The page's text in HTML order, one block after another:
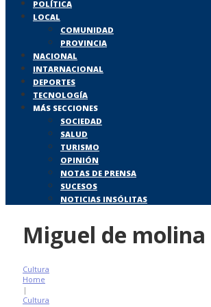
POLÍTICA
LOCAL
COMUNIDAD
PROVINCIA
NACIONAL
INTARNACIONAL
DEPORTES
TECNOLOGÍA
MÁS SECCIONES
SOCIEDAD
SALUD
TURISMO
OPINIÓN
NOTAS DE PRENSA
SUCESOS
NOTICIAS INSÓLITAS
Miguel de
Cultura
Home
|
Cultura